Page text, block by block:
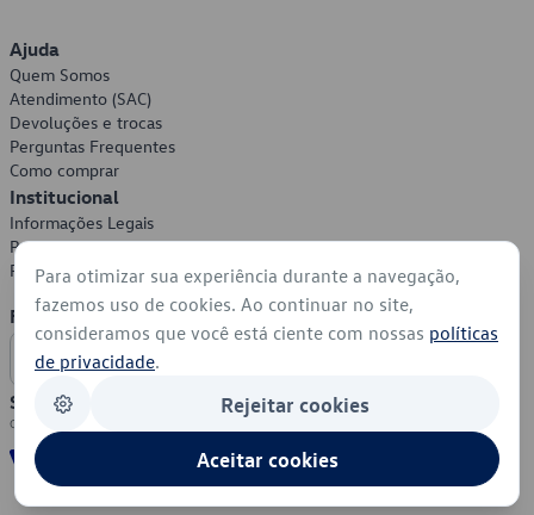
Ajuda
Quem Somos
Atendimento (SAC)
Devoluções e trocas
Perguntas Frequentes
Como comprar
Institucional
Informações Legais
Política de Privacidade
Política de Cookies
Formas de Pagamento
Segurança
Para otimizar sua experiência durante a navegação,
fazemos uso de cookies. Ao continuar no site,
consideramos que você está ciente com nossas políticas
de privacidade.
Rejeitar cookies
Aceitar cookies